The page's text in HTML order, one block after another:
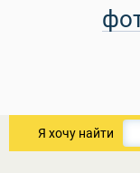
Я хочу найти